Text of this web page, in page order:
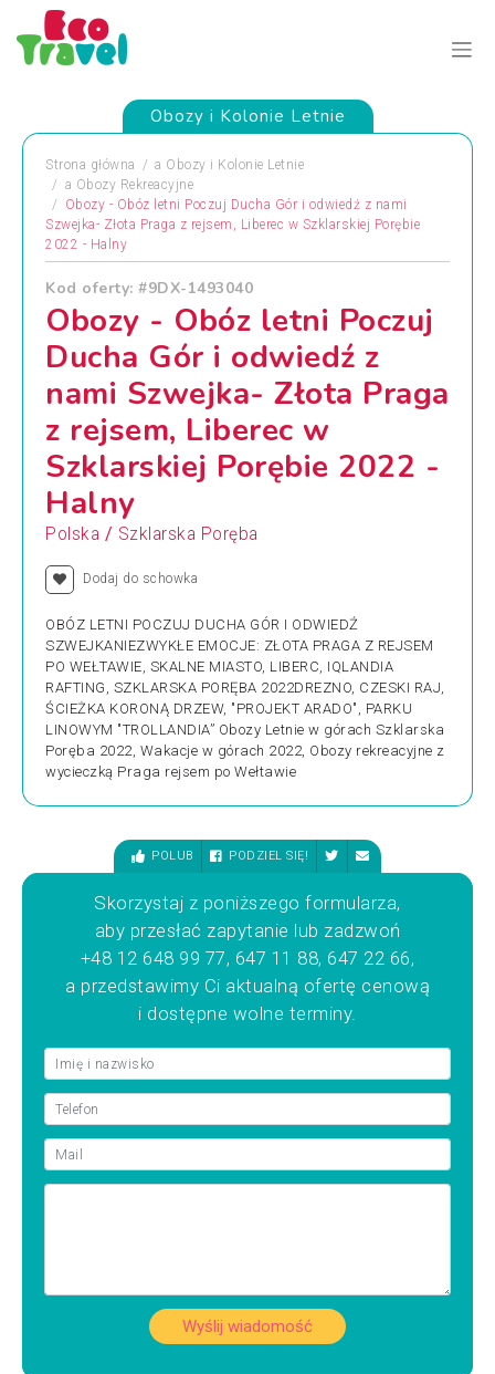
Obozy i Kolonie Letnie
Strona główna a Obozy i Kolonie Letnie
a Obozy Rekreacyjne
Obozy - Obóz letni Poczuj Ducha Gór i odwiedź z nami
Szwejka- Złota Praga z rejsem, Liberec w Szklarskiej Porębie
2022 - Halny
Kod oferty: #9DX-1493040
Obozy - Obóz letni Poczuj
Ducha Gór i odwiedź z
nami Szwejka- Złota Praga
z rejsem, Liberec w
Szklarskiej Porębie 2022 -
Halny
Polska / Szklarska Poręba
Dodaj do schowka
OBÓZ LETNI POCZUJ DUCHA GÓR I ODWIEDŹ
SZWEJKANIEZWYKŁE EMOCJE: ZŁOTA PRAGA Z REJSEM
PO WEŁTAWIE, SKALNE MIASTO, LIBERC, IQLANDIA
RAFTING, SZKLARSKA PORĘBA 2022DREZNO, CZESKI RAJ,
ŚCIEŻKA KORONĄ DRZEW, "PROJEKT ARADO", PARKU
LINOWYM "TROLLANDIA” Obozy Letnie w górach Szklarska
Poręba 2022, Wakacje w górach 2022, Obozy rekreacyjne z
wycieczką Praga rejsem po Wełtawie
POLUB PODZIEL SIĘ!
Skorzystaj z poniższego formularza,
aby przesłać zapytanie lub zadzwoń
+48 12 648 99 77, 647 11 88, 647 22 66,
a przedstawimy Ci aktualną ofertę cenową
i dostępne wolne terminy.
Wyślij wiadomość